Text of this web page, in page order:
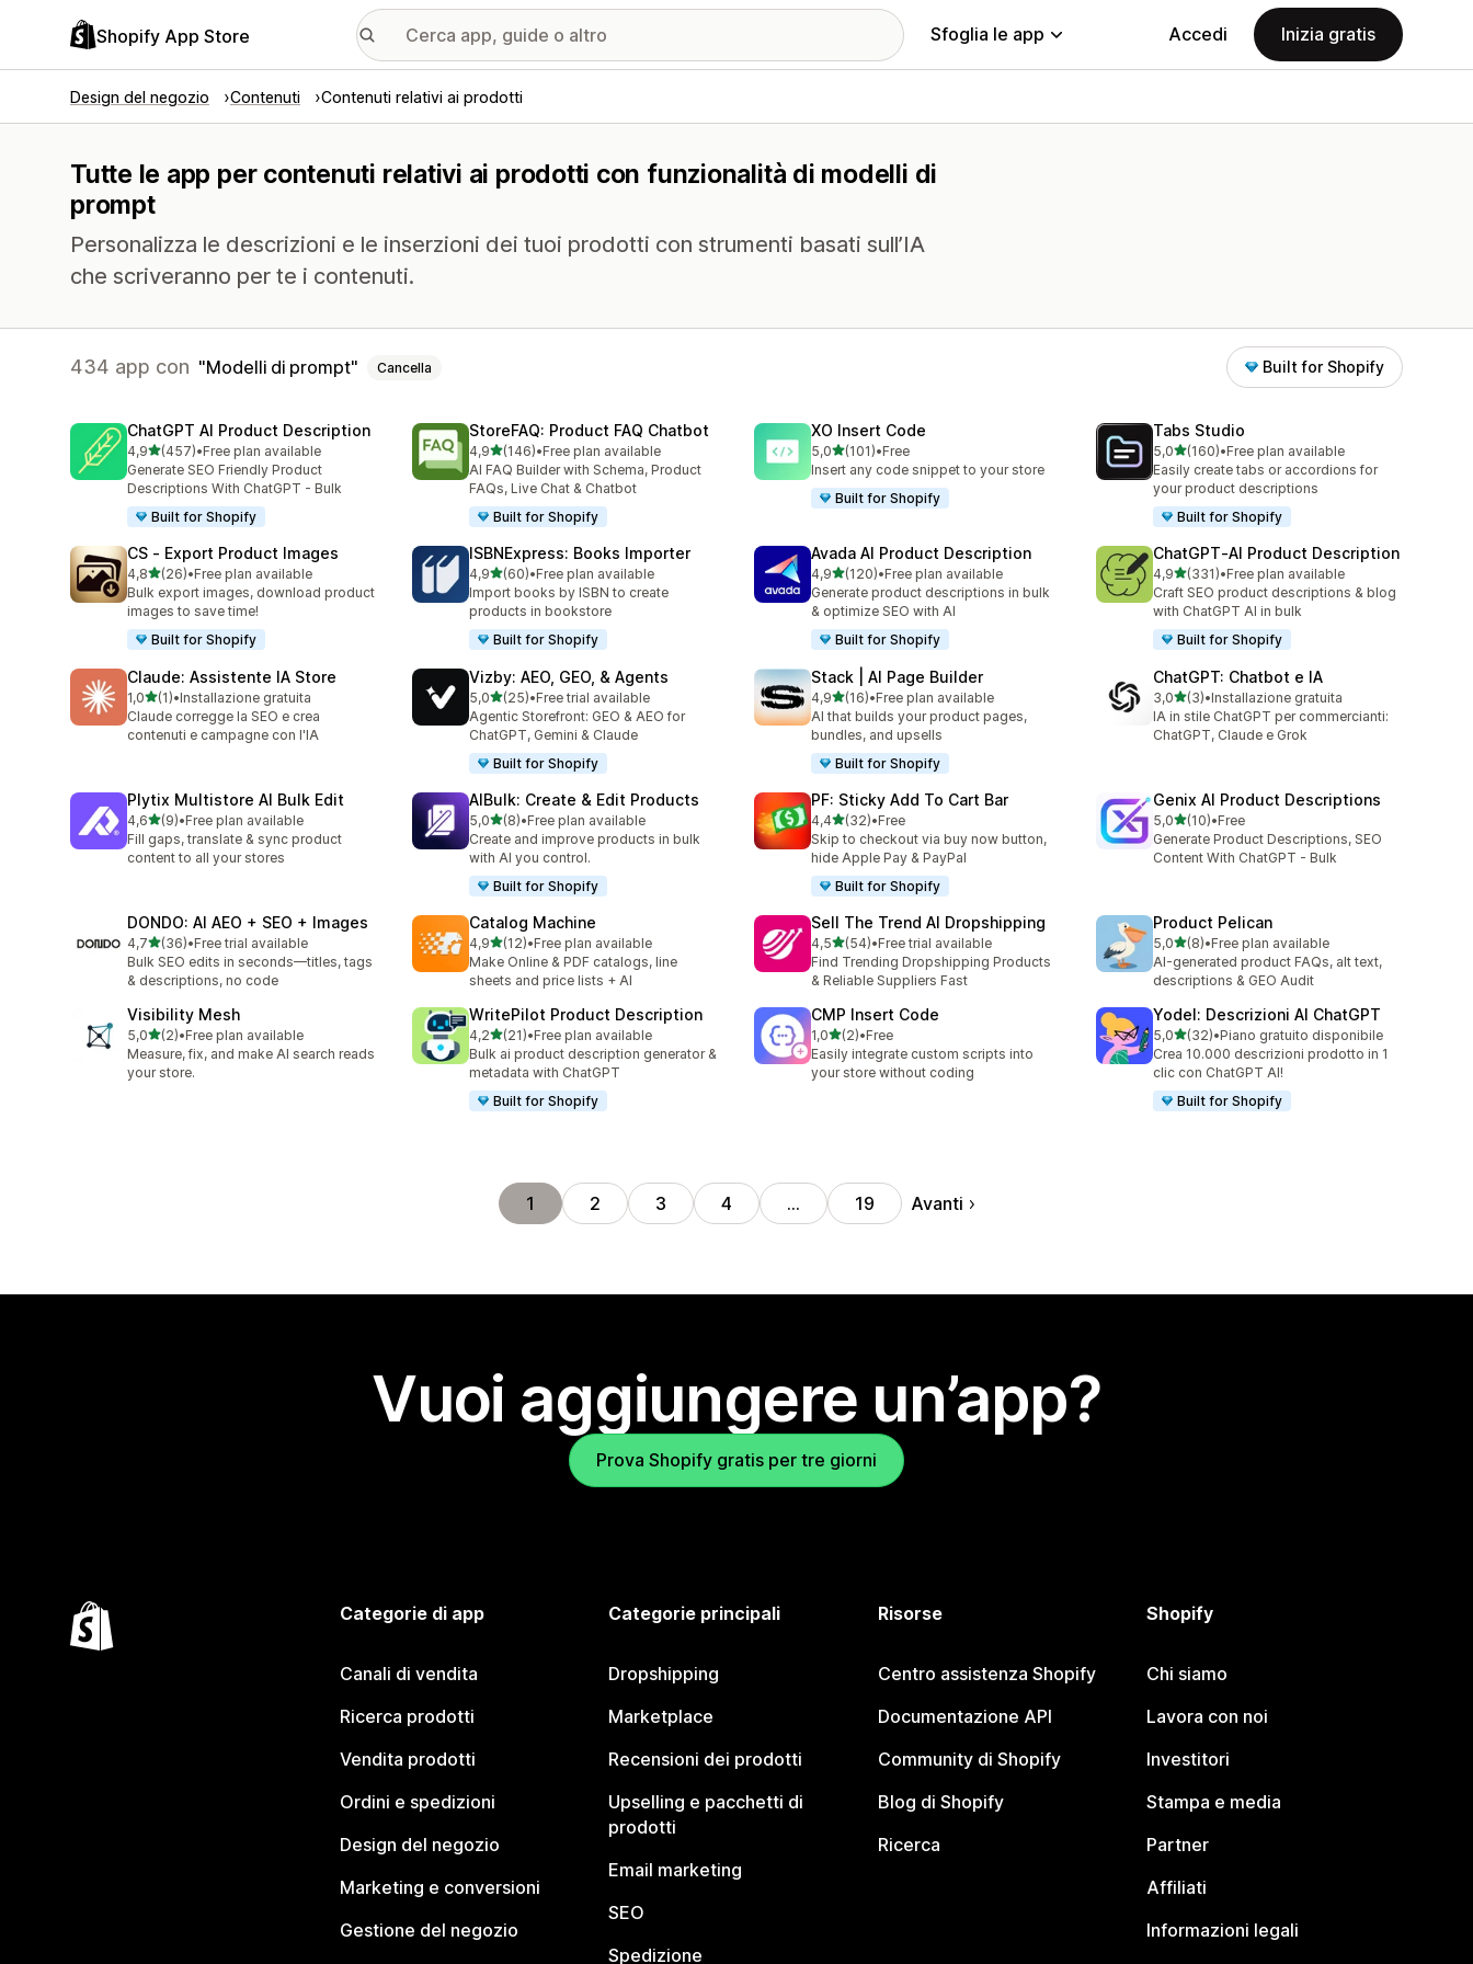
Shopify App Store Sfoglia le app Accedi Inizia gratis
Design del negozio Contenuti Contenuti relativi ai prodotti
Tutte le app per contenuti relativi ai prodotti con funzionalità di modelli di
prompt
Personalizza le descrizioni e le inserzioni dei tuoi prodotti con strumenti basati sull’IA
che scriveranno per te i contenuti.
434 app con Modelli di prompt Cancella Built for Shopify
ChatGPT AI Product Description
4,9stelle su 5
(457)
457 recensioni totali
•Free plan available
Generate SEO Friendly Product
Descriptions With ChatGPT - Bulk
Built for Shopify
StoreFAQ: Product FAQ Chatbot
4,9stelle su 5
(146)
146 recensioni totali
•Free plan available
AI FAQ Builder with Schema, Product
FAQs, Live Chat & Chatbot
Built for Shopify
XO Insert Code
5,0stelle su 5
(101)
101 recensioni totali
•Free
Insert any code snippet to your store
Built for Shopify
Tabs Studio
5,0stelle su 5
(160)
160 recensioni totali
•Free plan available
Easily create tabs or accordions for
your product descriptions
Built for Shopify
CS ‑ Export Product Images
4,8stelle su 5
(26)
26 recensioni totali
•Free plan available
Bulk export images, download product
images to save time!
Built for Shopify
ISBNExpress: Books Importer
4,9stelle su 5
(60)
60 recensioni totali
•Free plan available
Import books by ISBN to create
products in bookstore
Built for Shopify
Avada AI Product Description
4,9stelle su 5
(120)
120 recensioni totali
•Free plan available
Generate product descriptions in bulk
& optimize SEO with AI
Built for Shopify
ChatGPT‑AI Product Description
4,9stelle su 5
(331)
331 recensioni totali
•Free plan available
Craft SEO product descriptions & blog
with ChatGPT AI in bulk
Built for Shopify
Claude: Assistente IA Store
1,0stelle su 5
(1)
1 recensioni totali
•Installazione gratuita
Claude corregge la SEO e crea
contenuti e campagne con l'IA
Vizby: AEO, GEO, & Agents
5,0stelle su 5
(25)
25 recensioni totali
•Free trial available
Agentic Storefront: GEO & AEO for
ChatGPT, Gemini & Claude
Built for Shopify
Stack | AI Page Builder
4,9stelle su 5
(16)
16 recensioni totali
•Free plan available
AI that builds your product pages,
bundles, and upsells
Built for Shopify
ChatGPT: Chatbot e IA
3,0stelle su 5
(3)
3 recensioni totali
•Installazione gratuita
IA in stile ChatGPT per commercianti:
ChatGPT, Claude e Grok
Plytix Multistore AI Bulk Edit
4,6stelle su 5
(9)
9 recensioni totali
•Free plan available
Fill gaps, translate & sync product
content to all your stores
AIBulk: Create & Edit Products
5,0stelle su 5
(8)
8 recensioni totali
•Free plan available
Create and improve products in bulk
with AI you control.
Built for Shopify
PF: Sticky Add To Cart Bar
4,4stelle su 5
(32)
32 recensioni totali
•Free
Skip to checkout via buy now button,
hide Apple Pay & PayPal
Built for Shopify
Genix AI Product Descriptions
5,0stelle su 5
(10)
10 recensioni totali
•Free
Generate Product Descriptions, SEO
Content With ChatGPT - Bulk
DONDO: AI AEO + SEO + Images
4,7stelle su 5
(36)
36 recensioni totali
•Free trial available
Bulk SEO edits in seconds—titles, tags
& descriptions, no code
Catalog Machine
4,9stelle su 5
(12)
12 recensioni totali
•Free plan available
Make Online & PDF catalogs, line
sheets and price lists + AI
Sell The Trend AI Dropshipping
4,5stelle su 5
(54)
54 recensioni totali
•Free trial available
Find Trending Dropshipping Products
& Reliable Suppliers Fast
Product Pelican
5,0stelle su 5
(8)
8 recensioni totali
•Free plan available
AI-generated product FAQs, alt text,
descriptions & GEO Audit
Visibility Mesh
5,0stelle su 5
(2)
2 recensioni totali
•Free plan available
Measure, fix, and make AI search reads
your store.
WritePilot Product Description
4,2stelle su 5
(21)
21 recensioni totali
•Free plan available
Bulk ai product description generator &
metadata with ChatGPT
Built for Shopify
CMP Insert Code
1,0stelle su 5
(2)
2 recensioni totali
•Free
Easily integrate custom scripts into
your store without coding
Yodel: Descrizioni AI ChatGPT
5,0stelle su 5
(32)
32 recensioni totali
•Piano gratuito disponibile
Crea 10.000 descrizioni prodotto in 1
clic con ChatGPT AI!
Built for Shopify
1 2 3 4 … 19 Avanti
Vuoi aggiungere un’app?
Prova Shopify gratis per tre giorni
Categorie di app
Canali di vendita
Ricerca prodotti
Vendita prodotti
Ordini e spedizioni
Design del negozio
Marketing e conversioni
Gestione del negozio
Categorie principali
Dropshipping
Marketplace
Recensioni dei prodotti
Upselling e pacchetti di
prodotti
Email marketing
SEO
Spedizione
Risorse
Centro assistenza Shopify
Documentazione API
Community di Shopify
Blog di Shopify
Ricerca
Shopify
Chi siamo
Lavora con noi
Investitori
Stampa e media
Partner
Affiliati
Informazioni legali